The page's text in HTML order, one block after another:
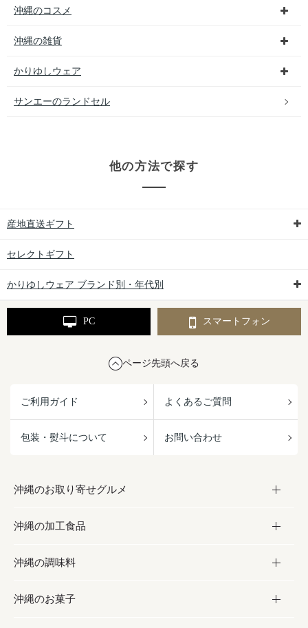
沖縄のコスメ
沖縄の雑貨
かりゆしウェア
サンエーのランドセル
他の方法で探す
産地直送ギフト
セレクトギフト
かりゆしウェア ブランド別・年代別
PC スマートフォン
ページ先頭へ戻る
ご利用ガイド よくあるご質問
包装・熨斗について お問い合わせ
沖縄のお取り寄せグルメ
お取り寄せグルメ
フルーツ・野菜
お肉
沖縄の加工食品
加工食品
缶詰／パウチ
沖縄の調味料
調味料
沖縄のお菓子